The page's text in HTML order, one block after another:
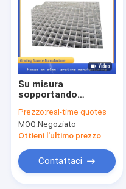
Su misura
sopportando
pavimento di Antivari
per la miniera di
carbone
Prezzo:real-time quotes
MOQ:Negoziato
Ottieni l'ultimo prezzo
Contattaci